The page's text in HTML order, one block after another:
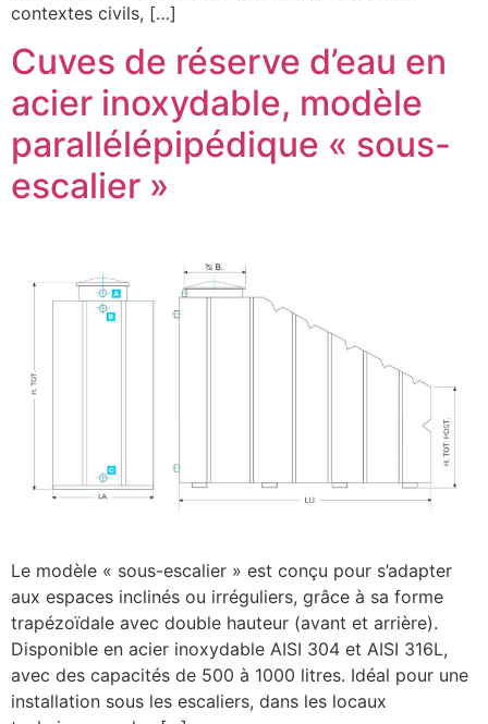
contextes civils, […]
Cuves de réserve d’eau en
acier inoxydable, modèle
parallélépipédique « sous-
escalier »
Le modèle « sous-escalier » est conçu pour s’adapter
aux espaces inclinés ou irréguliers, grâce à sa forme
trapézoïdale avec double hauteur (avant et arrière).
Disponible en acier inoxydable AISI 304 et AISI 316L,
avec des capacités de 500 à 1000 litres. Idéal pour une
installation sous les escaliers, dans les locaux